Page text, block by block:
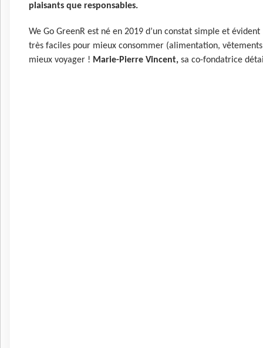
plaisants que responsables.
We Go GreenR est né en 2019 d’un constat simple et
très faciles pour mieux consommer (alimentation,
mieux voyager ! Marie-Pierre Vincent, sa co-fondatrice